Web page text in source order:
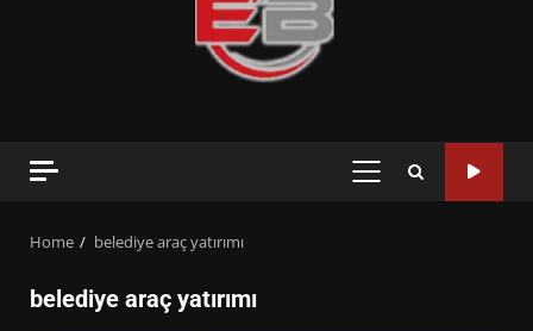
PRIMARY
Home belediye araç yatırımı
belediye araç yatırımı